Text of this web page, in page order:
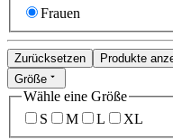
Frauen
Zurücksetzen
Produkte
Größe
Wähle eine Größe
S
M L XL